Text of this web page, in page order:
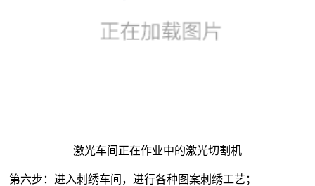
激光车间正在作业中的激光切割机
第六步：进入刺绣车间，进行各种图案刺绣工艺；